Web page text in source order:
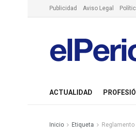
Publicidad Aviso Legal
ACTUALIDAD
Inicio Etiqueta Reglamento